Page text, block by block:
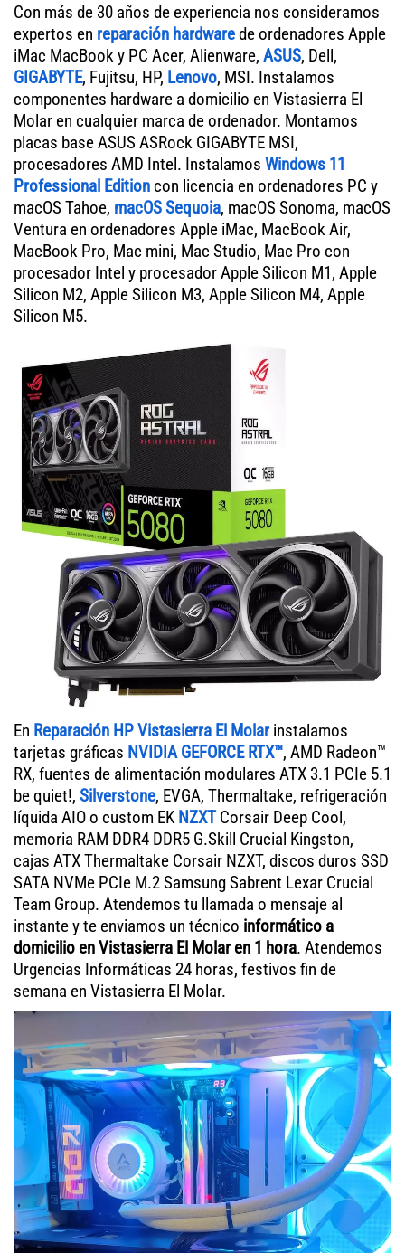
Con más de 30 años de experiencia nos consideramos
expertos en reparación hardwarede ordenadores Apple
iMac MacBook y PC Acer, Alienware, ASUS, Dell,
GIGABYTE, Fujitsu, HP, Lenovo, MSI. Instalamos
componentes hardware a domicilio en Vistasierra El
Molar en cualquier marca de ordenador. Montamos
placas base ASUS ASRock GIGABYTE MSI,
procesadores AMD Intel. Instalamos Windows 11
Professional Edition con licencia en ordenadores PC y
macOS Tahoe, macOS Sequoia, macOS Sonoma, macOS
Ventura en ordenadores Apple iMac, MacBook Air,
MacBook Pro, Mac mini, Mac Studio, Mac Pro con
procesador Intel y procesador Apple Silicon M1, Apple
Silicon M2, Apple Silicon M3, Apple Silicon M4, Apple
Silicon M5.
En Reparación HP Vistasierra El Molarinstalamos
tarjetas gráficas NVIDIA GEFORCE RTX™, AMD Radeon™
RX, fuentes de alimentación modulares ATX 3.1 PCIe 5.1
be quiet!, Silverstone, EVGA, Thermaltake, refrigeración
líquida AIO o custom EK NZXTCorsair Deep Cool,
memoria RAM DDR4 DDR5 G.Skill Crucial Kingston,
cajas ATX Thermaltake Corsair NZXT, discos duros SSD
SATA NVMe PCIe M.2 Samsung Sabrent Lexar Crucial
Team Group. Atendemos tu llamada o mensaje al
instante y te enviamos un técnico informático a
domicilio en Vistasierra El Molar en 1 hora. Atendemos
Urgencias Informáticas 24 horas, festivos fin de
semana en Vistasierra El Molar.